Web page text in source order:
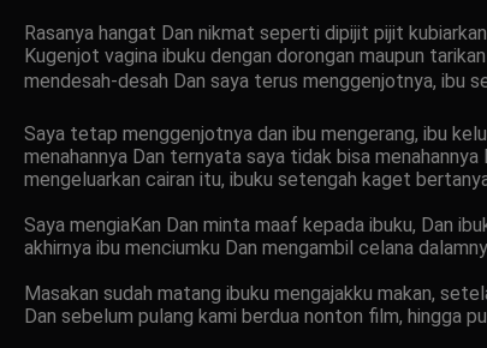
Rasanya hangat Dan nikmat seperti dipijit pijit
Kugenjot vagina ibuku dengan dorongan maupun
mendesah-desah Dan saya terus menggenjotnya, ibu
Saya tetap menggenjotnya dan ibu mengerang, ibu
menahannya Dan ternyata saya tidak bisa
mengeluarkan cairan itu, ibuku setengah kaget
Saya mengiaKan Dan minta maaf kepada ibuku, Dan
akhirnya ibu menciumku Dan mengambil celana
Masakan sudah matang ibuku mengajakku makan,
Dan sebelum pulang kami berdua nonton film, hingga